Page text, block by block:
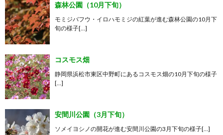
森林公園（10月下旬）
モミジバフウ・イロハモミジの紅葉が進む森林公園の10月下
旬の様子[…]
コスモス畑
静岡県浜松市東区中野町にあるコスモス畑の10月下旬の様子
[…]
安間川公園（3月下旬）
ソメイヨシノの開花が進む安間川公園の3月下旬の様子[…]